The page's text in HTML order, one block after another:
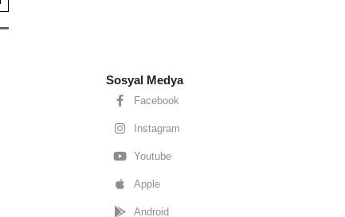
Sosyal Medya
Facebook
Instagram
Youtube
Apple
Android